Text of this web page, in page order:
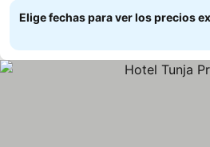
Elige fechas para ver los precios